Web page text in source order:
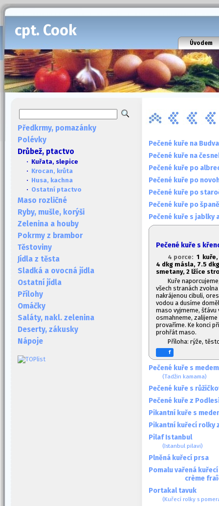
cpt. Cook
Úvodem
Předkrmy, pomazánky
Polévky
Drůbež, ptactvo
· Kuřata, slepice
· Krocan, krůta
· Husa, kachna
· Ostatní ptactvo
Maso rozličné
Ryby, mušle, korýši
Zelenina a houby
Pokrmy z brambor
Těstoviny
Jídla z těsta
Sladká a ovocná jídla
Ostatní jídla
Přílohy
Omáčky
Saláty, nakl. zelenina
Deserty, zákusky
Nápoje
Pečené kuře na
Pečené kuře na
Pečené kuře po
Pečené kuře po
Pečené kuře po
Pečené kuře po
Pečené kuře s jablky
Pečené kuře s
4 porce: 1
4 dkg másla, 7.5
smetany, 2 lžíce
Kuře
všech stranách
nakrájenou cibuli,
vodou a dusíme
maso vyjmeme, šťávu
osmahneme,
provaříme. Ke konci
prohřát maso.
Příloha: rýže,
f
Pečené kuře s medem
(Tadžin kamama)
Pečené kuře s
Pečené kuře z
Pikantní kuře s
Pikantní kuřecí rolky
Pilaf Istanbul
(Istanbul pilavi)
Plněná kuřecí prsa
Pomalu vařená
crème
Portakal tavuk
(Kuřecí rolky s